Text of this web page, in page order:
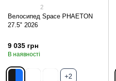
2
Велосипед Space PHAETON
27.5" 2026
9 035 грн
В наявності
+2